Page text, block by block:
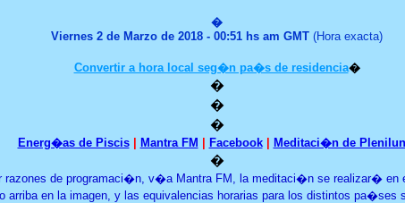
�
Viernes 2 de Marzo de 2018 - 00:51 hs am GMT (Hora exacta)
Convertir a hora local seg�n pa�s de residencia�
�
�
�
Energ�as de Piscis Mantra FM Facebook Meditaci�n de
�
razones de programaci�n, v�a Mantra FM , la meditaci�n se realizar� en
arriba en la imagen, y las equivalencias horarias para los distintos pa�ses